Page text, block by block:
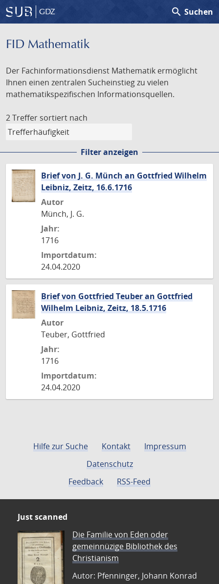
GDZ search Suchen
FID Mathematik
Der Fachinformationsdienst Mathematik ermöglicht
Ihnen einen zentralen Sucheinstieg zu vielen
mathematikspezifischen Informationsquellen.
2 Treffer sortiert nach
Filter anzeigen
Brief von J. G. Münch an Gottfried Wilhelm
Leibniz, Zeitz, 16.6.1716
Autor
Münch, J. G.
Jahr:
1716
Importdatum:
24.04.2020
Brief von Gottfried Teuber an Gottfried
Wilhelm Leibniz, Zeitz, 18.5.1716
Autor
Teuber, Gottfried
Jahr:
1716
Importdatum:
24.04.2020
Hilfe zur Suche Kontakt
Impressum
Datenschutz
Feedback
RSS-Feed
Just scanned
Die Familie von Eden oder
gemeinnüzige Bibliothek des
Christianism
Autor: Pfenninger, Johann Konrad